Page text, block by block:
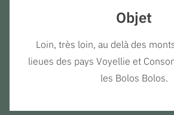
Objet
Loin, très loin, au delà des
lieues des pays Voyellie et
les Bolos Bolos.